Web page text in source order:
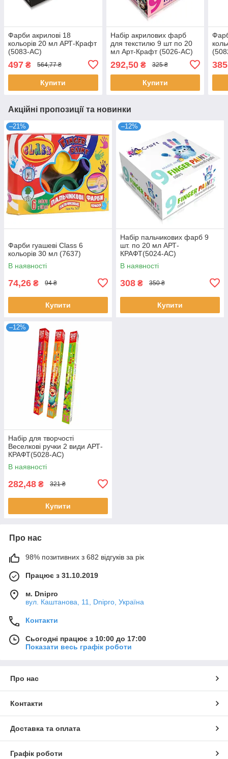
Фарби акрилові 18
кольорів 20 мл АРТ-Крафт
(5083-AC)
497 ₴ 564,77 ₴
Купити
Набір акрилових фарб
для текстилю 9 шт по 20
мл Арт-Крафт (5026-AC)
292,50₴ 325 ₴
Купити
Акційні пропозиції та новинки
–21%
Фарби гуашеві Class 6
кольорів 30 мл (7637)
В наявності
74,26 ₴ 94 ₴
Купити
–12%
Набір пальчикових фарб 9
шт. по 20 мл АРТ-
КРАФТ(5024-AC)
В наявності
308 ₴ 350 ₴
Купити
–12%
Набір для творчості
Веселкові ручки 2 види АРТ-
КРАФТ(5028-AC)
В наявності
282,48 ₴ 321 ₴
Купити
Про нас
98% позитивних з 682 відгуків за рік
Працює з 31.10.2019
м. Dnipro
вул. Каштанова, 11, Dnipro, Україна
Контакти
Сьогодні працює з 10:00 до 17:00
Показати весь графік роботи
Про нас
Контакти
Доставка та оплата
Графік роботи